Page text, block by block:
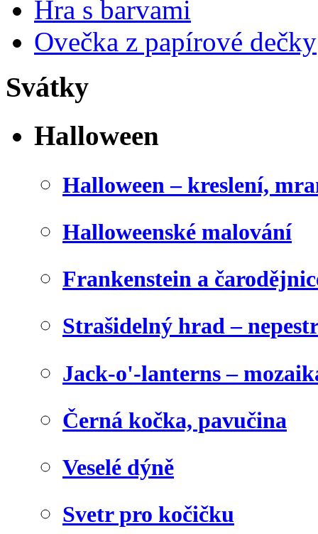
Hra s barvami
Ovečka z papírové dečky
Svátky
Halloween
Halloween – kreslení,
Halloweenské malování
Frankenstein a
Strašidelný hrad –
Jack-o'-lanterns –
Černá kočka, pavučina
Veselé dýně
Svetr pro kočičku